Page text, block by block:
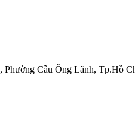
Cầu Ông Lãnh, Tp.Hồ